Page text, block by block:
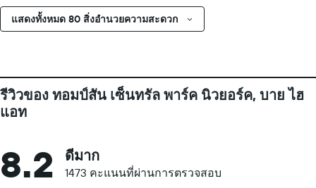
แสดงทั้งหมด 80 สิ่งอำนวยความสะดวก
รีวิวของ ทอมป์สัน เซ็นทรัล พาร์ค นิวยอร์ค, บาย ไฮ
แอท
8.2 ดีมาก
1473 คะแนนที่ผ่านการตรวจสอบ